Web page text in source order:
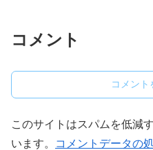
コメント
コメント
このサイトはスパムを低減
います。
コメントデータの